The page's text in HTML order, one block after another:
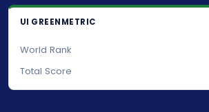
UI GREENMETRIC
World Rank
Total Score